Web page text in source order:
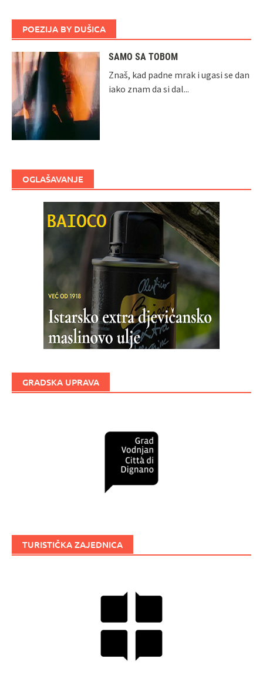
POEZIJA BY DUŠICA
SAMO SA TOBOM
Znaš, kad padne mrak i ugasi se dan
iako znam da si dal...
OGLAŠAVANJE
GRADSKA UPRAVA
TURISTIČKA ZAJEDNICA